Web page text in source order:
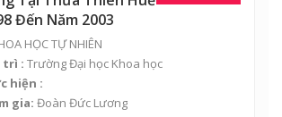
Đến Năm 2003
HỌC TỰ NHIÊN
trì : Trường Đại học Khoa học
hiện :
gia: Đoàn Đức Lương